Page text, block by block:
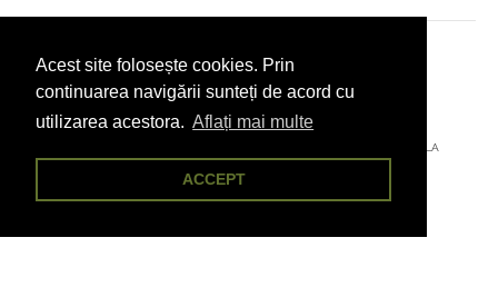
Acest site folosește cookies. Prin
continuarea navigării sunteți de acord cu
utilizarea acestora. Aflați mai multe
ACCEPT
© 2026 - PRIMĂRIA COMUNEI POJORÂTA, JUDEȚUL SUCEAVA
AȚI ÎNTÂMPINAT O PROBLEMĂ TEHNICĂ? TRIMITEȚI-NE UN EMAIL LA
POJORÂTA@CITYDESK.EU